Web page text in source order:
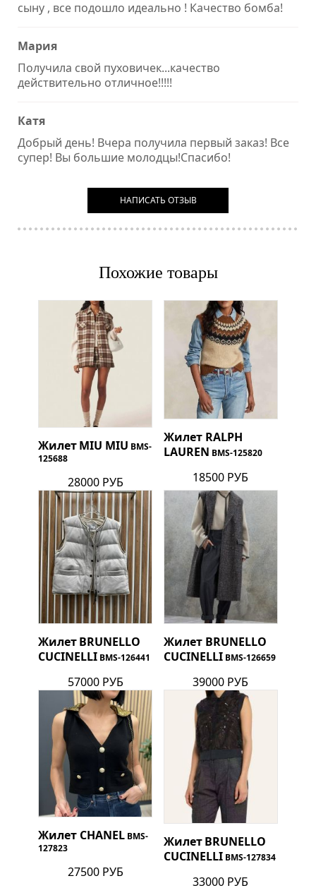
сыну , все подошло идеально ! Качество бомба!
Мария
Получила свой пуховичек...качество
действительно отличное!!!!!
Катя
Добрый день! Вчера получила первый заказ! Все
супер! Вы большие молодцы!Спасибо!
НАПИСАТЬ ОТЗЫВ
Похожие товары
ЖилетMIU MIU BMS-
125688
28000 РУБ
Жилет RALPH
LAUREN BMS-125820
18500 РУБ
ЖилетBRUNELLO
CUCINELLI BMS-126441
57000 РУБ
Жилет BRUNELLO
CUCINELLI BMS-126659
39000 РУБ
Жилет CHANEL BMS-
127823
27500 РУБ
Жилет BRUNELLO
CUCINELLI BMS-127834
33000 РУБ